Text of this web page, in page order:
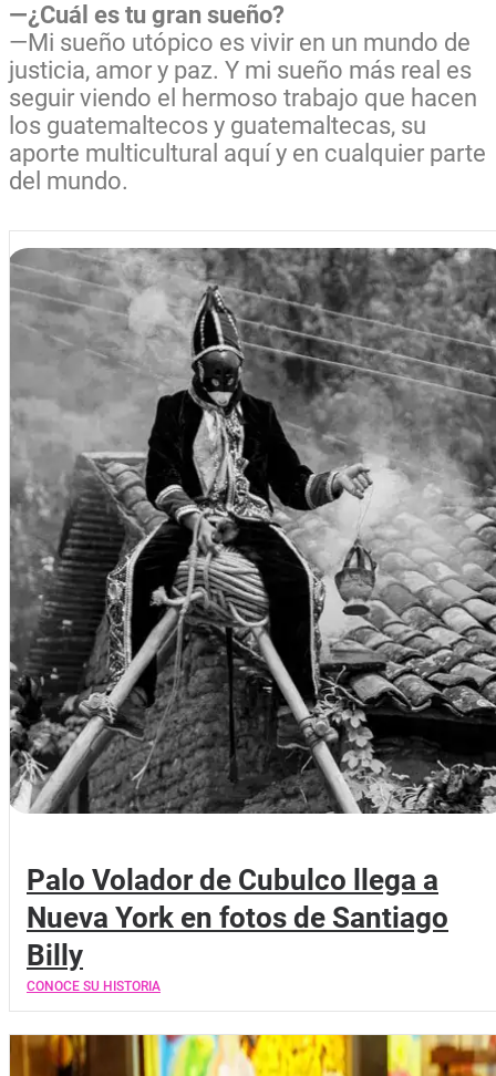
—¿Cuál es tu gran sueño?
—Mi sueño utópico es vivir en un mundo de
justicia, amor y paz. Y mi sueño más real es
seguir viendo el hermoso trabajo que hacen
los guatemaltecos y guatemaltecas, su
aporte multicultural aquí y en cualquier parte
del mundo.
Palo Volador de Cubulco llega a
Nueva York en fotos de Santiago
Billy
CONOCE SU HISTORIA